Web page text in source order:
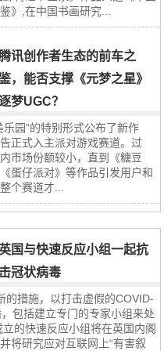
》,在中国书画研究...
腾讯创作者生态的前车之
，能否支撑《元梦之星》
梦UGC？
乐园”的特别形式公布了新作
正式入主派对游戏赛道。过
市场份额较小，直到《糖豆
蛋仔派对》等作品引发用户和
个赛道才...
英国与快速反应小组一起抗
击冠状病毒
的措施，以打击虚假的COVID-
包括建立专门的专家小组来处
的快速反应小组将在英国内阁
将研究应对互联网上“有害叙